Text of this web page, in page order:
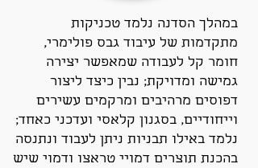
במהלך הסדנה נלמד טכניקות
מתקדמות של עיבוד גבס פולימרי,
חומר קל לעבודה שמאפשר יצירה
גמישה ומדויקת; נבין כיצד ליצור
דפוסים מרהיבים ומרקמים עשירים
וייחודיים, בסגנון קלאסי ועדכני כאחד;
נלמד באילו תבניות ניתן לעבוד ונתנסה
בהכנת תוצרים דמויי טראצו ודמוי שיש